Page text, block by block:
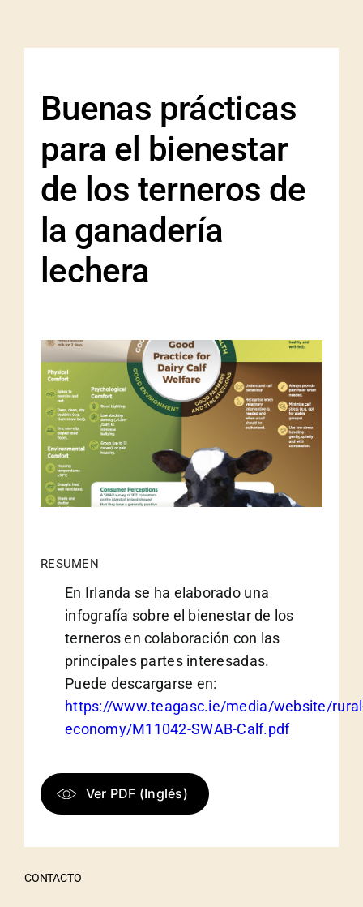
Buenas prácticas
para el bienestar
de los terneros de
la ganadería
lechera
RESUMEN
En Irlanda se ha elaborado una
infografía sobre el bienestar de los
terneros en colaboración con las
principales partes interesadas.
Puede descargarse en:
https://www.teagasc.ie/media/website/
economy/M11042-SWAB-Calf.pdf
Ver PDF (Inglés)
CONTACTO